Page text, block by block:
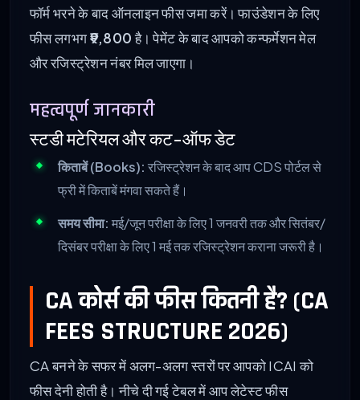
फॉर्म भरने के बाद ऑनलाइन फीस जमा करें। फाउंडेशन के लिए
फीस लगभग₹9,800है। पेमेंट के बाद आपको कन्फर्मेशन मेल
और रजिस्ट्रेशन नंबर मिल जाएगा।
महत्वपूर्ण जानकारी
स्टडी मटेरियल और कट-ऑफ डेट
किताबें (Books): रजिस्ट्रेशन के बाद आप CDS पोर्टल से
फ्री में किताबें मंगवा सकते हैं।
समय सीमा: मई/जून परीक्षा के लिए 1 जनवरी तक और सितंबर/
दिसंबर परीक्षा के लिए 1 मई तक रजिस्ट्रेशन कराना जरूरी है।
CA कोर्स की फीस कितनी है? (CA
FEES STRUCTURE 2026)
CA बनने के सफर में अलग-अलग स्तरों पर आपको ICAI को
फीस देनी होती है। नीचे दी गई टेबल में आप लेटेस्ट फीस